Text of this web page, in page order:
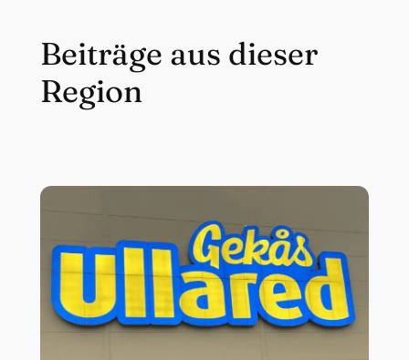
Beiträge aus dieser
Region